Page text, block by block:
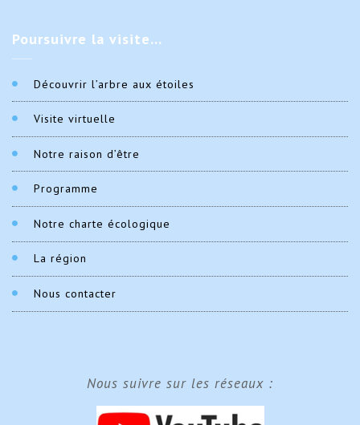
Poursuivre la visite…
Découvrir l’arbre aux étoiles
Visite virtuelle
Notre raison d’être
Programme
Notre charte écologique
La région
Nous contacter
Nous suivre sur les réseaux :